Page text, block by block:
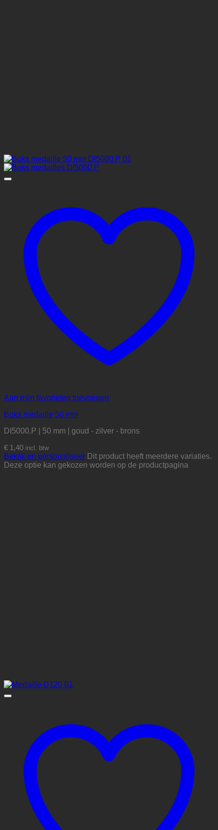
Aan mijn favorieten toevoegen
Boks medaille 50 mm
DI5000.P | 50 mm | goud - zilver - brons
€ 1,40 incl. btw
Bekijk en personaliseer Dit product heeft meerdere variaties.
Deze optie kan gekozen worden op de productpagina